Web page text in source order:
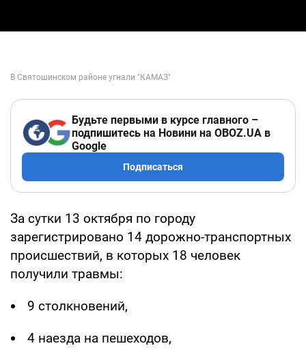
Будьте первыми в курсе главного –
подпишитесь на Новини на OBOZ.UA в
Google
Подписаться
За сутки 13 октября по городу
зарегистрировано 14 дорожно-транспортных
происшествий, в которых 18 человек
получили травмы:
9 столкновений,
4 наезда на пешеходов,